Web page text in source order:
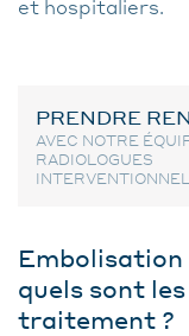
et hospitaliers.
PRENDRE
AVEC NOTRE
RADIOLOGUES
Embolisation
quels sont
traitement ?